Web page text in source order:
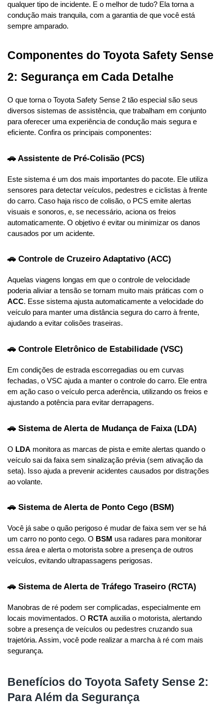
qualquer tipo de incidente. E o melhor de tudo? Ela torna a
condução mais tranquila, com a garantia de que você está
sempre amparado.
Componentes do Toyota Safety Sense
2: Segurança em Cada Detalhe
O que torna o Toyota Safety Sense 2 tão especial são seus
diversos sistemas de assistência, que trabalham em conjunto
para oferecer uma experiência de condução mais segura e
eficiente. Confira os principais componentes:
🚗 Assistente de Pré-Colisão (PCS)
Este sistema é um dos mais importantes do pacote. Ele utiliza
sensores para detectar veículos, pedestres e ciclistas à frente
do carro. Caso haja risco de colisão, o PCS emite alertas
visuais e sonoros, e, se necessário, aciona os freios
automaticamente. O objetivo é evitar ou minimizar os danos
causados por um acidente.
🚗 Controle de Cruzeiro Adaptativo (ACC)
Aquelas viagens longas em que o controle de velocidade
ACC. Esse sistema ajusta automaticamente a velocidade do
veículo para manter uma distância segura do carro à frente,
ajudando a evitar colisões traseiras.
🚗 Controle Eletrônico de Estabilidade (VSC)
Em condições de estrada escorregadias ou em curvas
fechadas, o VSC ajuda a manter o controle do carro. Ele entra
em ação caso o veículo perca aderência, utilizando os freios e
ajustando a potência para evitar derrapagens.
🚗 Sistema de Alerta de Mudança de Faixa (LDA)
O LDA monitora as marcas de pista e emite alertas quando o
veículo sai da faixa sem sinalização prévia (sem ativação da
seta). Isso ajuda a prevenir acidentes causados por distrações
ao volante.
🚗 Sistema de Alerta de Ponto Cego (BSM)
Você já sabe o quão perigoso é mudar de faixa sem ver se há
um carro no ponto cego. O BSM usa radares para monitorar
essa área e alerta o motorista sobre a presença de outros
veículos, evitando ultrapassagens perigosas.
🚗 Sistema de Alerta de Tráfego Traseiro (RCTA)
Manobras de ré podem ser complicadas, especialmente em
locais movimentados. O RCTA auxilia o motorista, alertando
sobre a presença de veículos ou pedestres cruzando sua
trajetória. Assim, você pode realizar a marcha à ré com mais
segurança.
Benefícios do Toyota Safety Sense 2:
Para Além da Segurança